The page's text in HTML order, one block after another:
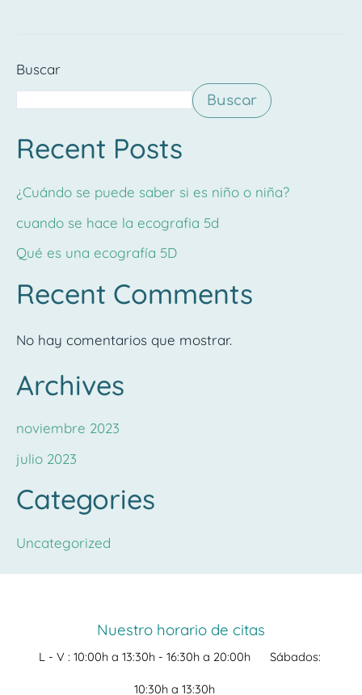
Buscar
Buscar
Recent Posts
¿Cuándo se puede saber si es niño o niña?
cuando se hace la ecografia 5d
Qué es una ecografía 5D
Recent Comments
No hay comentarios que mostrar.
Archives
noviembre 2023
julio 2023
Categories
Uncategorized
Nuestro horario de citas
L - V : 10:00h a 13:30h - 16:30h a 20:00h Sábados:
10:30h a 13:30h